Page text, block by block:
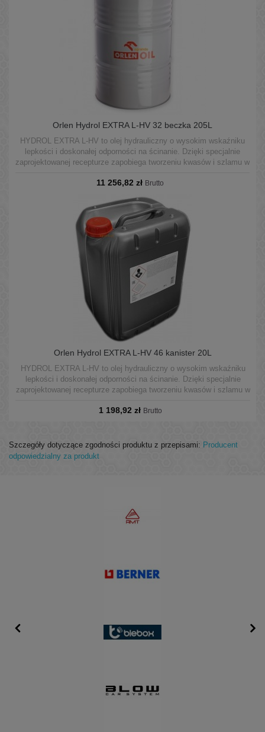
Orlen Hydrol EXTRA L-HV 32 beczka 205L
HYDROL EXTRA L-HV to olej hydrauliczny o wysokim wskaźniku
lepkości i doskonałej odporności na ścinanie. Dzięki specjalnie
zaprojektowanej recepturze zapobiega tworzeniu kwasów i szlamu w
pracy i wysokich temperaturach.
11 256,82 zł Brutto
Orlen Hydrol EXTRA L-HV 46 kanister 20L
HYDROL EXTRA L-HV to olej hydrauliczny o wysokim wskaźniku
lepkości i doskonałej odporności na ścinanie. Dzięki specjalnie
zaprojektowanej recepturze zapobiega tworzeniu kwasów i szlamu w
pracy i wysokich temperaturach.
1 198,92 zł Brutto
Szczegóły dotyczące zgodności produktu z przepisami: Producent
odpowiedzialny za produkt